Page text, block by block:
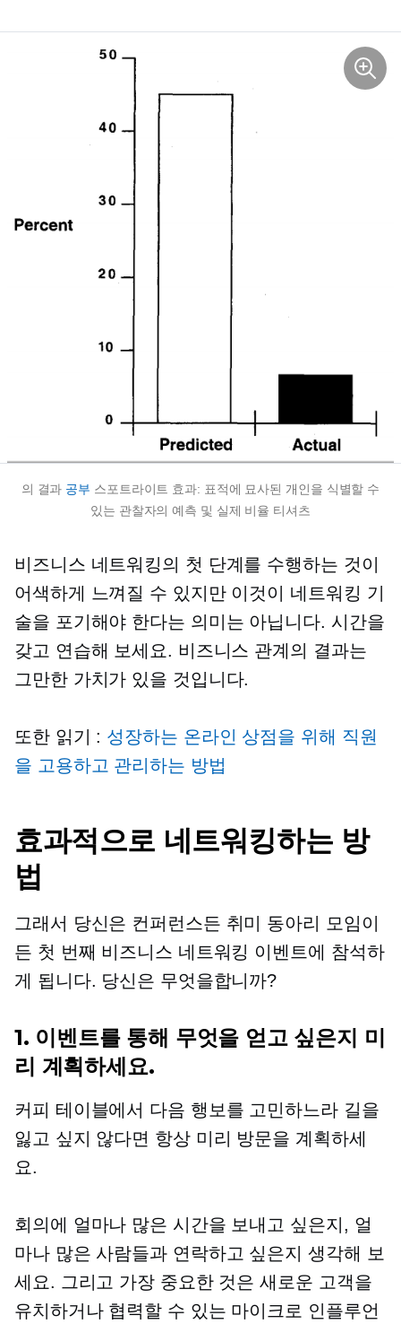
의 결과 공부 스포트라이트 효과: 표적에 묘사된 개인을 식별할 수
있는 관찰자의 예측 및 실제 비율 티셔츠
비즈니스 네트워킹의 첫 단계를 수행하는 것이
어색하게 느껴질 수 있지만 이것이 네트워킹 기
술을 포기해야 한다는 의미는 아닙니다. 시간을
갖고 연습해 보세요. 비즈니스 관계의 결과는
그만한 가치가 있을 것입니다.
또한 읽기 : 성장하는 온라인 상점을 위해 직원
을 고용하고 관리하는 방법
효과적으로 네트워킹하는 방
법
그래서 당신은 컨퍼런스든 취미 동아리 모임이
든 첫 번째 비즈니스 네트워킹 이벤트에 참석하
게 됩니다. 당신은 무엇을합니까?
1. 이벤트를 통해 무엇을 얻고 싶은지 미
리 계획하세요.
커피 테이블에서 다음 행보를 고민하느라 길을
잃고 싶지 않다면 항상 미리 방문을 계획하세
요.
회의에 얼마나 많은 시간을 보내고 싶은지, 얼
마나 많은 사람들과 연락하고 싶은지 생각해 보
세요. 그리고 가장 중요한 것은 새로운 고객을
유치하거나 협력할 수 있는 마이크로 인플루언